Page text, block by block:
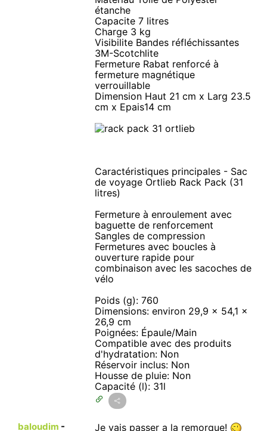
étanche
Capacite 7 litres
Charge 3 kg
Visibilite Bandes réfléchissantes
3M-Scotchlite
Fermeture Rabat renforcé à
fermeture magnétique
verrouillable
Dimension Haut 21 cm x Larg 23.5
cm x Epais14 cm
Caractéristiques principales - Sac
de voyage Ortlieb Rack Pack (31
litres)
Fermeture à enroulement avec
baguette de renforcement
Sangles de compression
Fermetures avec boucles à
ouverture rapide pour
combinaison avec les sacoches de
vélo
Poids (g): 760
Dimensions: environ 29,9 x 54,1 x
26,9 cm
Poignées: Épaule/Main
Compatible avec des produits
d'hydratation: Non
Réservoir inclus: Non
Housse de pluie: Non
Capacité (l): 31l
baloudim -
Je vais passer a la remorque!